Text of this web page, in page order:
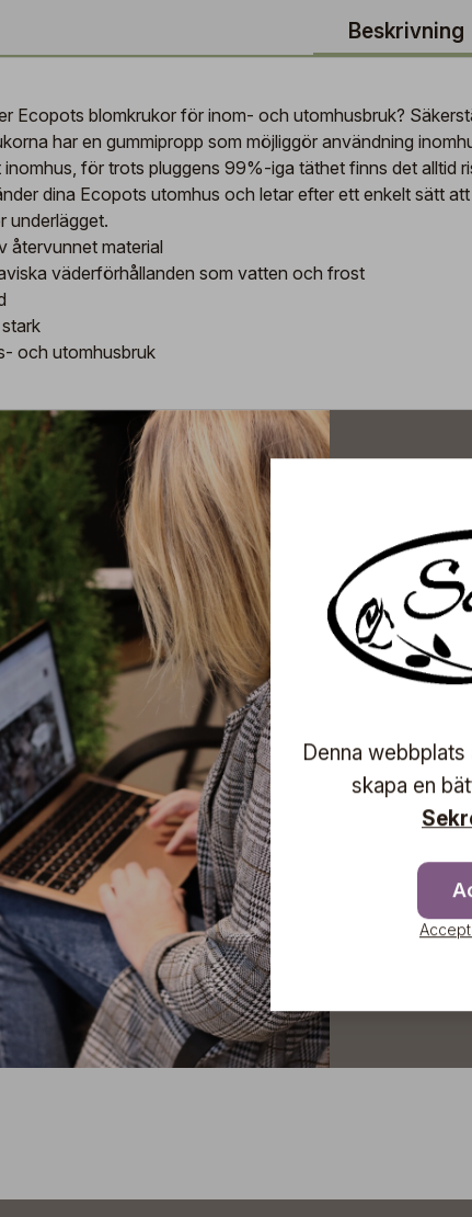
Beskrivning
Ecopots blomkrukor för inom- och utomhusbruk?
har en gummipropp som möjliggör användning
inomhus, för trots pluggens 99%-iga täthet finns det alltid
dina Ecopots utomhus och letar efter ett enkelt sätt
underlägget.
återvunnet material
väderförhållanden som vatten och frost
och utomhusbruk
de
direkt
Denna
skapa en